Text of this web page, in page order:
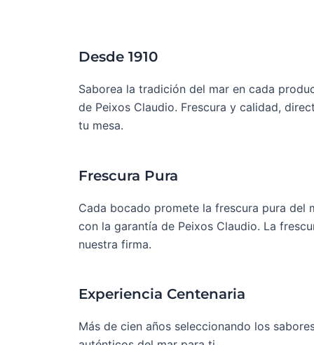
Desde 1910
Saborea la tradición del mar en cada
de Peixos Claudio. Frescura y calidad,
tu mesa.
Frescura Pura
Cada bocado promete la frescura pura del
con la garantía de Peixos Claudio. La
nuestra firma.
Experiencia Centenaria
Más de cien años seleccionando los